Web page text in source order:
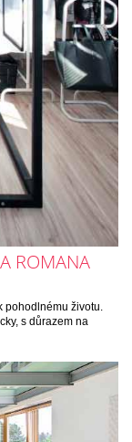
ROMANA
pohodlnému životu.
s důrazem na